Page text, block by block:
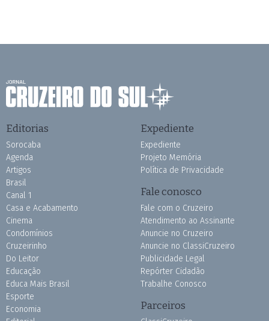
Editorias
Sorocaba
Agenda
Artigos
Brasil
Canal 1
Casa e Acabamento
Cinema
Condomínios
Cruzeirinho
Do Leitor
Educação
Educa Mais Brasil
Esporte
Economia
Expediente
Expediente
Projeto Memória
Política de Privacidade
Fale conosco
Fale com o Cruzeiro
Atendimento ao Assinante
Anuncie no Cruzeiro
Anuncie no ClassiCruzeiro
Publicidade Legal
Repórter Cidadão
Trabalhe Conosco
Parceiros